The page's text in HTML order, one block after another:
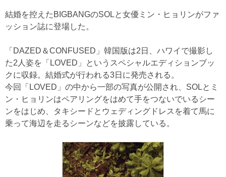
結婚を控えたBIGBANGのSOLと女優ミン・ヒョリンがファ
ッション誌に登場した。
「DAZED＆CONFUSED」韓国版は2日、ハワイで撮影し
た2人姿を「LOVED」というスペシャルエディションブッ
クに収録。結婚式が行われる3日に発売される。
今回「LOVED」の中から一部の写真が公開され、SOLとミ
ン・ヒョリンはペアリングをはめて手をつないでいるシー
ンをはじめ、タキシードとウェディングドレスを着て馬に
乗って海辺を走るシーンなどを披露している。